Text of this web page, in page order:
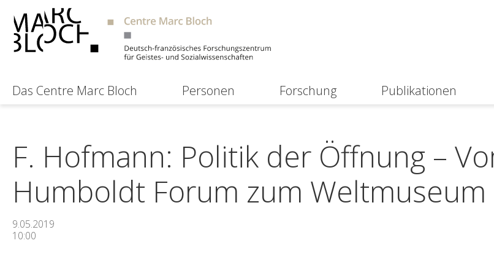
Das Centre Marc Bloch Personen Forschung Publikationen
F. Hofmann: Politik der Öffnung –
Humboldt Forum zum Weltmuseum
9.05.2019
10:00